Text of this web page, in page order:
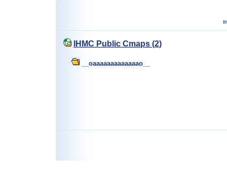
IHMC Public Cmaps (2)
__oaaaaaaaaaaaaao__